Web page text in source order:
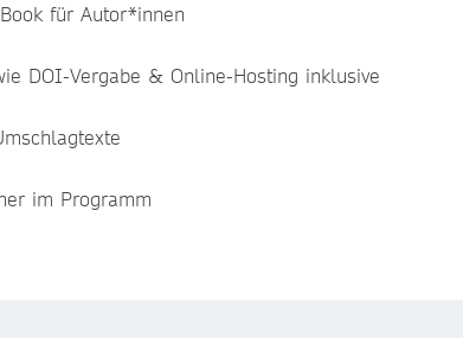
für Autor*innen
DOI-Vergabe & Online-Hosting inklusive
im Programm